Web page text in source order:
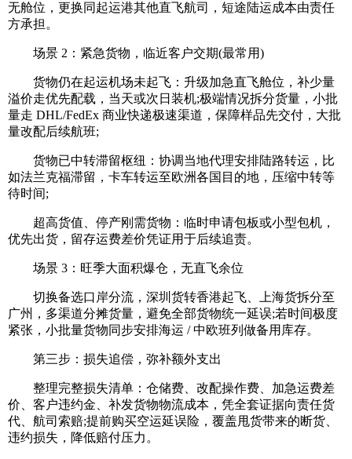
无舱位，更换同起运港其他直飞航司，短途陆运成本由责任
方承担。
场景 2：紧急货物，临近客户交期(最常用)
货物仍在起运机场未起飞：升级加急直飞舱位，补少量
溢价走优先配载，当天或次日装机;极端情况拆分货量，小批
量走 DHL/FedEx 商业快递极速渠道，保障样品先交付，大批
量改配后续航班;
货物已中转滞留枢纽：协调当地代理安排陆路转运，比
如法兰克福滞留，卡车转运至欧洲各国目的地，压缩中转等
待时间;
超高货值、停产刚需货物：临时申请包板或小型包机，
优先出货，留存运费差价凭证用于后续追责。
场景 3：旺季大面积爆仓，无直飞余位
切换备选口岸分流，深圳货转香港起飞、上海货拆分至
广州，多渠道分摊货量，避免全部货物统一延误;若时间极度
紧张，小批量货物同步安排海运 / 中欧班列做备用库存。
第三步：损失追偿，弥补额外支出
整理完整损失清单：仓储费、改配操作费、加急运费差
价、客户违约金、补发货物物流成本，凭全套证据向责任货
代、航司索赔;提前购买空运延误险，覆盖甩货带来的断货、
违约损失，降低赔付压力。